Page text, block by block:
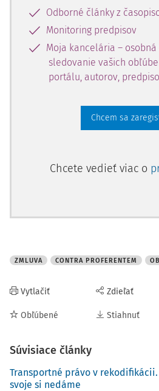
proferenta přinášet.
Zajímavou výzvu pro
contra proferentem
která vyvolávají hned dvojí
co vlastně bylo ujednáno, t. j.
stanoví dispozitivně splatnost
Odborné články z
Monitoring predpisov
Moja kancelária – osobná
sledovanie vašich
portálu, autorov,
Chcem sa
Chcete vedieť viac o
ZMLUVA CONTRA PROFERENTEM
Vytlačiť
Obľúbené
Zdieľať
Stiahnuť
Súvisiace články
Transportné právo v
svoje si nedáme